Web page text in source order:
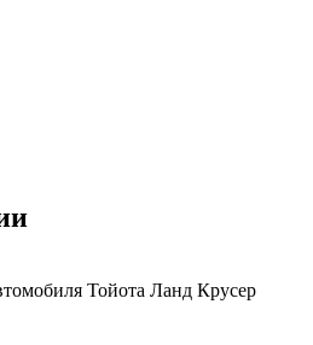
Тойота Ланд Крусер